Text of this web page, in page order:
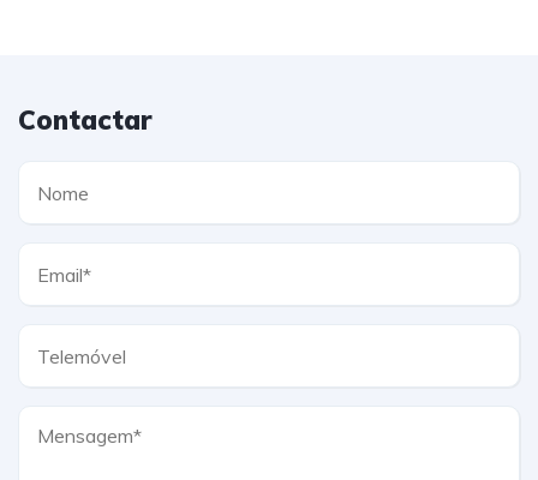
Contactar